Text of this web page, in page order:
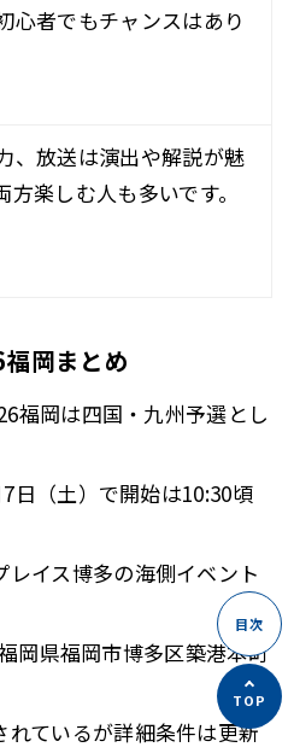
心者でもチャンスはあり
、放送は演出や解説が魅
方楽しむ人も多いです。
岡まとめ
福岡は四国・九州予選とし
日（土）で開始は10:30頃
レイス博多の海側イベント
岡県福岡市博多区築港本町
れているが詳細条件は更新